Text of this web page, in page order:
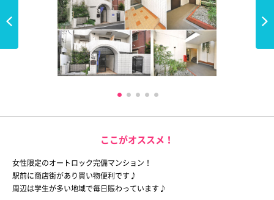
ここがオススメ！
女性限定のオートロック完備マンション！
駅前に商店街があり買い物便利です♪
周辺は学生が多い地域で毎日賑わっています♪